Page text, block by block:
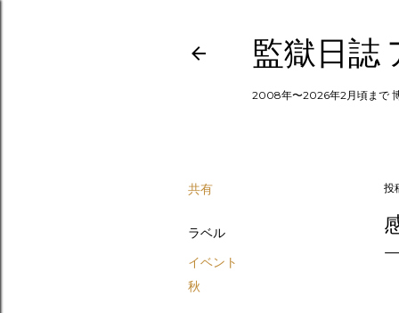
監獄日誌
2008年〜2026年2月頃まで
共有
ラベル
イベント
秋
投